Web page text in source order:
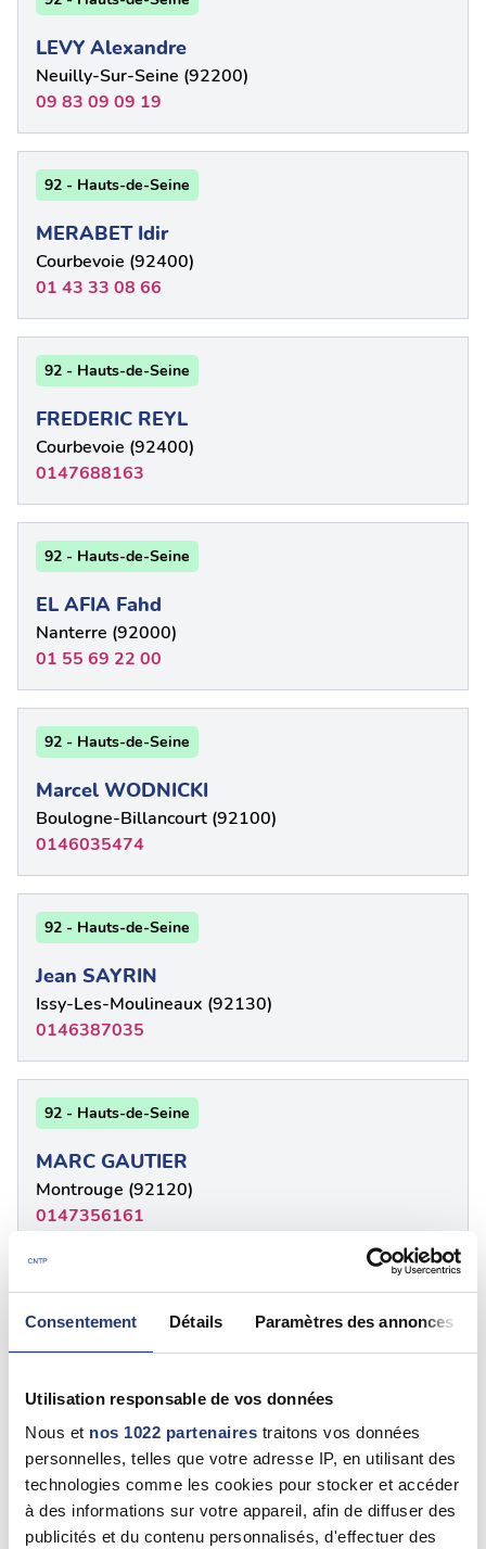
Consentement Détails Paramètres des annonces
Utilisation responsable de vos données
Nous et nos 1022 partenaires traitons vos données
personnelles, telles que votre adresse IP, en utilisant des
technologies comme les cookies pour stocker et accéder
à des informations sur votre appareil, afin de diffuser des
publicités et du contenu personnalisés, d'effectuer des
LEVY Alexandre
Neuilly-Sur-Seine (92200)
09 83 09 09 19
92 - Hauts-de-Seine
MERABET Idir
Courbevoie (92400)
01 43 33 08 66
92 - Hauts-de-Seine
FREDERIC REYL
Courbevoie (92400)
0147688163
92 - Hauts-de-Seine
EL AFIA Fahd
Nanterre (92000)
01 55 69 22 00
92 - Hauts-de-Seine
Marcel WODNICKI
Boulogne-Billancourt (92100)
0146035474
92 - Hauts-de-Seine
Jean SAYRIN
Issy-Les-Moulineaux (92130)
0146387035
92 - Hauts-de-Seine
MARC GAUTIER
Montrouge (92120)
0147356161
92 - Hauts-de-Seine
MARC GAUTIER
0328216310
92 - Hauts-de-Seine
Chantal ROSATI